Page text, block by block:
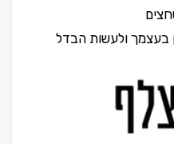
בעצמך ולעשות הבדל